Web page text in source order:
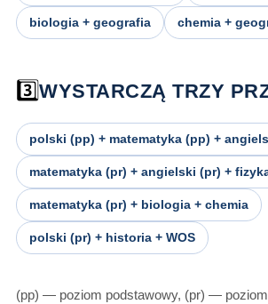
biologia + geografia chemia +
3️⃣WYSTARCZĄ TRZY
polski (pp) + matematyka (pp) +
matematyka (pr) + angielski (pr) +
matematyka (pr) + biologia + chemia
polski (pr) + historia + WOS
(pp) — poziom podstawowy, (pr) —